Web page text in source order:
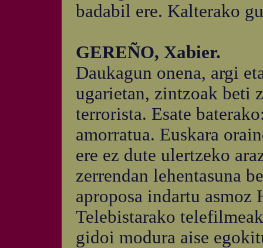
badabil ere. Kalterako
GEREÑO, Xabier.
Daukagun onena, argi
ugarietan, zintzoak beti
terrorista. Esate
amorratua. Euskara
ere ez dute ulertzeko
zerrendan lehentasuna
aproposa indartu
Telebistarako
gidoi modura aise